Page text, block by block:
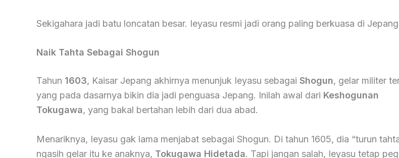
Sekigahara jadi batu loncatan besar. Ieyasu resmi jadi orang paling berkuasa di
Naik Tahta Sebagai Shogun
Tahun 1603, Kaisar Jepang akhirnya menunjuk Ieyasu sebagai Shogun, gelar militer
yang pada dasarnya bikin dia jadi penguasa Jepang. Inilah awal dari Keshogunan
Tokugawa, yang bakal bertahan lebih dari dua abad.
Menariknya, Ieyasu gak lama menjabat sebagai Shogun. Di tahun 1605, dia “turun
ngasih gelar itu ke anaknya, Tokugawa Hidetada. Tapi jangan salah, Ieyasu tetap